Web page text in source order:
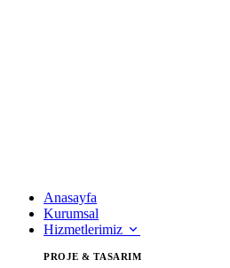
Anasayfa
Kurumsal
Hizmetlerimiz
PROJE & TASARIM